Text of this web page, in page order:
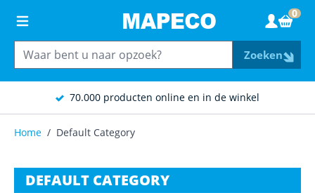
70.000 producten online en in de winkel
Zoeken
0
Home / Default Category
DEFAULT CATEGORY